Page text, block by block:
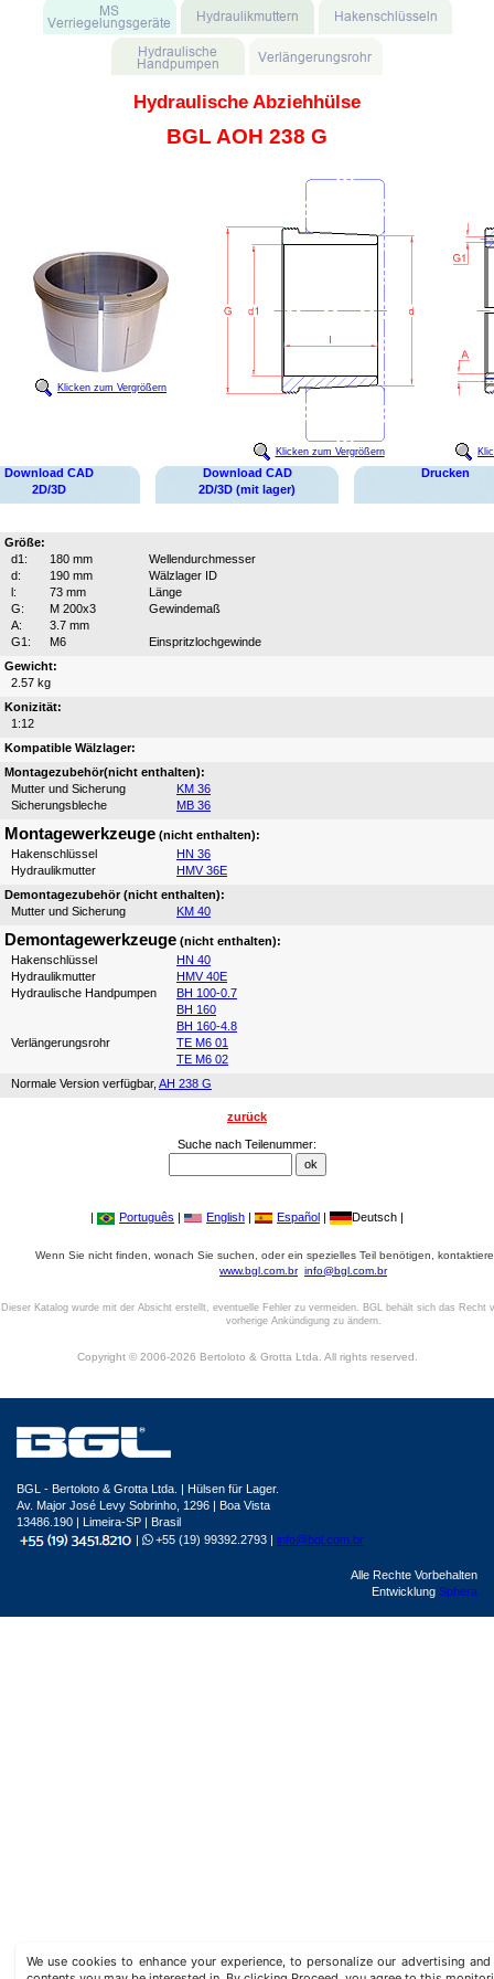
Hydraulische Abziehhülse
BGL AOH 238 G
Klicken zum Vergrößern
Klicken zum Vergrößern
Download CAD
2D/3D
Download CAD
2D/3D (mit lager)
Drucken
Größe:
d1:
180 mm
Wellendurchmesser
d:
190 mm
Wälzlager ID
l:
73 mm
Länge
G:
M 200x3
Gewindemaß
A:
3.7 mm
G1:
M6
Einspritzlochgewinde
Gewicht:
2.57 kg
Konizität:
1:12
Kompatible Wälzlager:
Montagezubehör(nicht enthalten):
Mutter und Sicherung
KM 36
Sicherungsbleche
MB 36
Montagewerkzeuge (nicht enthalten):
Hakenschlüssel
HN 36
Hydraulikmutter
HMV 36E
Demontagezubehör (nicht enthalten):
Mutter und Sicherung
KM 40
Demontagewerkzeuge (nicht enthalten):
Hakenschlüssel
HN 40
Hydraulikmutter
HMV 40E
Hydraulische Handpumpen
BH 100-0.7
BH 160
BH 160-4.8
Verlängerungsrohr
TE M6 01
TE M6 02
Normale Version verfügbar, AH 238 G
zurück
Suche nach Teilenummer:
| Português | English | Español | Deutsch |
Wenn Sie nicht finden, wonach Sie suchen, oder ein spezielles Teil benötigen,
www.bgl.com.br info@bgl.com.br
Dieser Katalog wurde mit der Absicht erstellt, eventuelle Fehler zu vermeiden. BGL behält sich das Recht
vorherige Ankündigung zu ändern.
Copyright © 2006-2026 Bertoloto & Grotta Ltda. All rights reserved.
We use cookies to enhance your experience, to personalize our advertising
BGL - Bertoloto & Grotta Ltda. | Hülsen für Lager.
Av. Major José Levy Sobrinho, 1296 | Boa Vista
13486.190 | Limeira-SP | Brasil
|
+55 (19) 99392.2793 | info@bgl.com.br
Alle Rechte Vorbehalten
Entwicklung Sphera